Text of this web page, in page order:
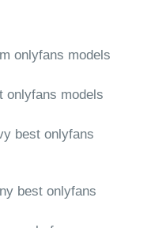
onlyfans models
onlyfans models
best onlyfans
best onlyfans